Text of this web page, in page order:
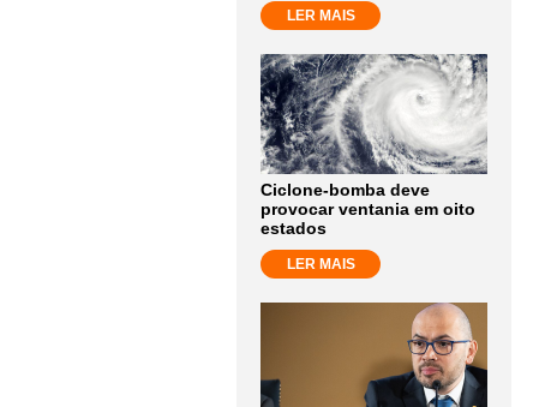
LER MAIS
Ciclone-bomba deve
provocar ventania em oito
estados
LER MAIS